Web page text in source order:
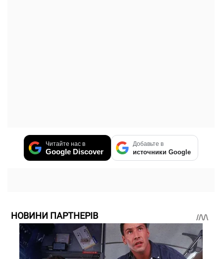
Читайте нас в
Google Discover
Добавьте в
источники Google
НОВИНИ ПАРТНЕРІВ